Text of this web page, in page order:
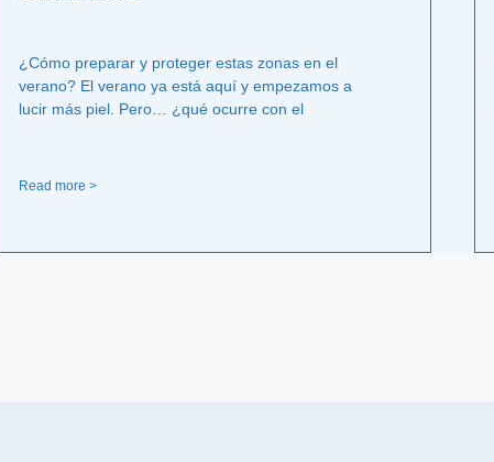
¿Cómo preparar y proteger estas zonas en el
verano? El verano ya está aquí y empezamos a
lucir más piel. Pero… ¿qué ocurre con el
Read more >